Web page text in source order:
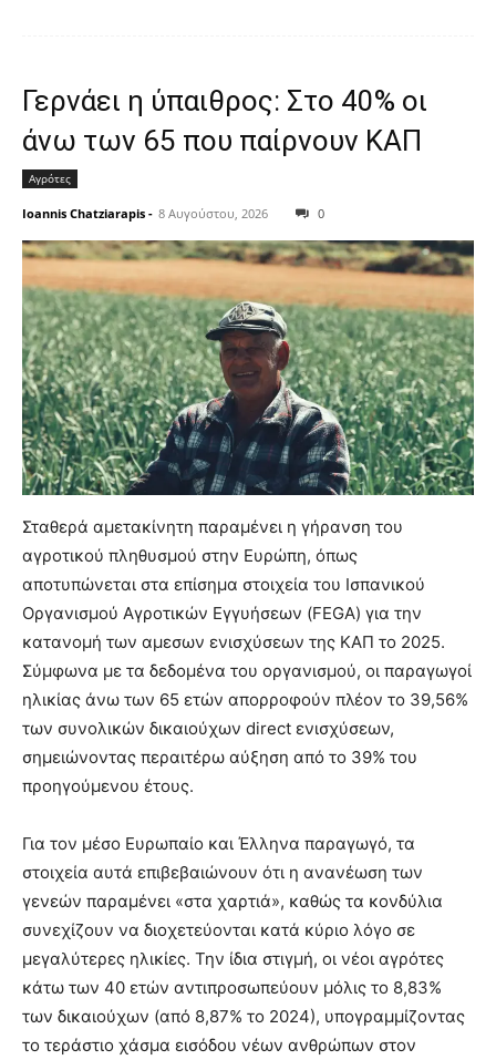
Γερνάει η ύπαιθρος: Στο 40% οι
άνω των 65 που παίρνουν ΚΑΠ
Αγρότες
Ioannis Chatziarapis - 8 Αυγούστου, 2026 0
Σταθερά αμετακίνητη παραμένει η γήρανση του
αγροτικού πληθυσμού στην Ευρώπη, όπως
αποτυπώνεται στα επίσημα στοιχεία του Ισπανικού
Οργανισμού Αγροτικών Εγγυήσεων (FEGA) για την
κατανομή των αμεσων ενισχύσεων της ΚΑΠ το 2025.
Σύμφωνα με τα δεδομένα του οργανισμού, οι παραγωγοί
ηλικίας άνω των 65 ετών απορροφούν πλέον το 39,56%
των συνολικών δικαιούχων direct ενισχύσεων,
σημειώνοντας περαιτέρω αύξηση από το 39% του
προηγούμενου έτους.
Για τον μέσο Ευρωπαίο και Έλληνα παραγωγό, τα
στοιχεία αυτά επιβεβαιώνουν ότι η ανανέωση των
γενεών παραμένει «στα χαρτιά», καθώς τα κονδύλια
συνεχίζουν να διοχετεύονται κατά κύριο λόγο σε
μεγαλύτερες ηλικίες. Την ίδια στιγμή, οι νέοι αγρότες
κάτω των 40 ετών αντιπροσωπεύουν μόλις το 8,83%
των δικαιούχων (από 8,87% το 2024), υπογραμμίζοντας
το τεράστιο χάσμα εισόδου νέων ανθρώπων στον